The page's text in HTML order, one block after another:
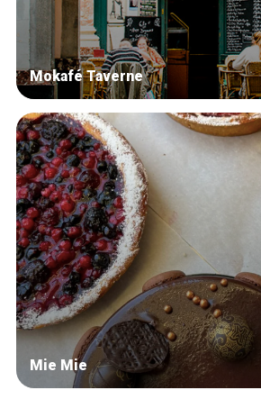
Mokafé Taverne
Mie Mie